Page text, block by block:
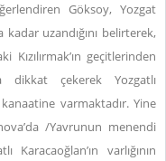
Göksoy, Yozgat
kadar uzandığını belirterek,
Kızılırmak’ın geçitlerinden
dikkat çekerek Yozgatlı
varmaktadır. Yine
/Yavrunun menendi
Karacaoğlan’ın varlığının